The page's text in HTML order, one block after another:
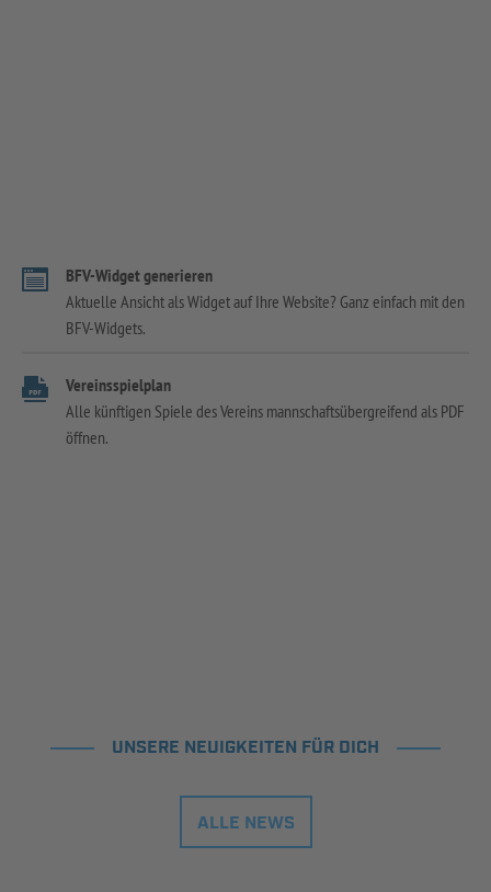
BFV-Widget generieren
Aktuelle Ansicht als Widget auf Ihre Website? Ganz einfach mit den
BFV-Widgets.
Vereinsspielplan
Alle künftigen Spiele des Vereins mannschaftsübergreifend als PDF
öffnen.
UNSERE NEUIGKEITEN FÜR DICH
ALLE NEWS